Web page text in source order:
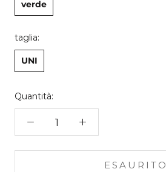
verde
taglia:
UNI
Quantità:
ESAURITO